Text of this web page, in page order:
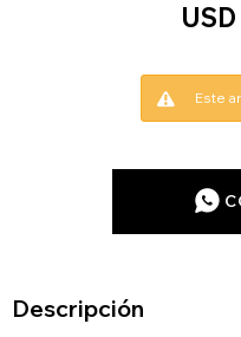
USD
Este
Descripción